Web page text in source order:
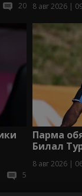
20 8 авг 2026 |
5
Парма
Билал
8 авг 2026 |